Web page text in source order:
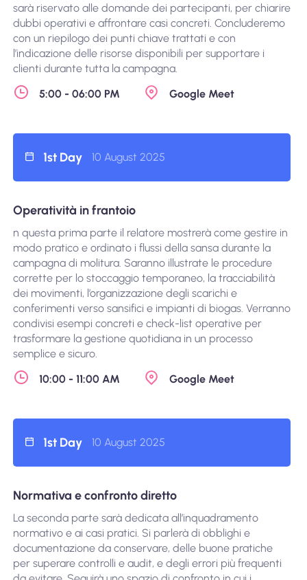
sarà riservato alle domande dei partecipanti, per chiarire
dubbi operativi e affrontare casi concreti. Concluderemo
con un riepilogo dei punti chiave trattati e con
l’indicazione delle risorse disponibili per supportare i
clienti durante tutta la campagna.
5:00 - 06:00 PM
Google Meet
1st Day 10 August 2025
Operatività in frantoio
n questa prima parte il relatore mostrerà come gestire in
modo pratico e ordinato i flussi della sansa durante la
campagna di molitura. Saranno illustrate le procedure
corrette per lo stoccaggio temporaneo, la tracciabilità
dei movimenti, l’organizzazione degli scarichi e
conferimenti verso sansifici e impianti di biogas. Verranno
condivisi esempi concreti e check-list operative per
trasformare la gestione quotidiana in un processo
semplice e sicuro.
10:00 - 11:00 AM
Google Meet
1st Day 10 August 2025
Normativa e confronto diretto
La seconda parte sarà dedicata all’inquadramento
normativo e ai casi pratici. Si parlerà di obblighi e
documentazione da conservare, delle buone pratiche
per superare controlli e audit, e degli errori più frequenti